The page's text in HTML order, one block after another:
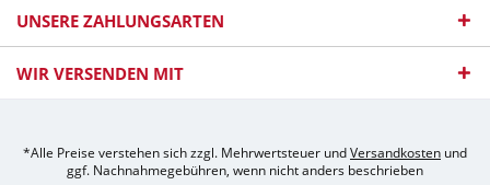
UNSERE ZAHLUNGSARTEN
WIR VERSENDEN MIT
*Alle Preise verstehen sich zzgl. Mehrwertsteuer undVersandkosten und
ggf. Nachnahmegebühren, wenn nicht anders beschrieben